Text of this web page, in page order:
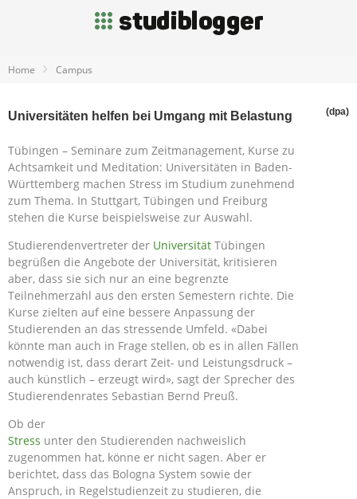
Home Campus
Universitäten helfen bei Umgang mit Belastung (dpa)
Tübingen – Seminare zum Zeitmanagement, Kurse zu
Achtsamkeit und Meditation: Universitäten in Baden-
Württemberg machen Stress im Studium zunehmend
zum Thema. In Stuttgart, Tübingen und Freiburg
stehen die Kurse beispielsweise zur Auswahl.
Studierendenvertreter der Universität Tübingen
begrüßen die Angebote der Universität, kritisieren
aber, dass sie sich nur an eine begrenzte
Teilnehmerzahl aus den ersten Semestern richte. Die
Kurse zielten auf eine bessere Anpassung der
Studierenden an das stressende Umfeld. «Dabei
könnte man auch in Frage stellen, ob es in allen Fällen
notwendig ist, dass derart Zeit- und Leistungsdruck –
auch künstlich – erzeugt wird», sagt der Sprecher des
Studierendenrates Sebastian Bernd Preuß.
Ob der
Stress unter den Studierenden nachweislich
zugenommen hat, könne er nicht sagen. Aber er
berichtet, dass das Bologna System sowie der
Anspruch, in Regelstudienzeit zu studieren, die